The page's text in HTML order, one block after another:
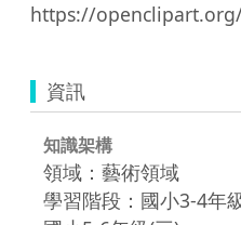
資訊
知識架構
領域：藝術領域
學習階段：國小3-4年